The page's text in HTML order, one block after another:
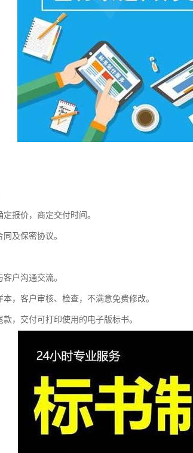
报价，商定交付时间。
及保密协议。
户沟通交流。
，客户审核、检查，不满意免费修改。
，交付可打印使用的电子版标书。